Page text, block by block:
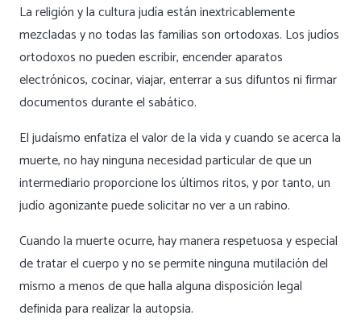
La religión y la cultura judía están inextricablemente
mezcladas y no todas las familias son ortodoxas. Los judíos
ortodoxos no pueden escribir, encender aparatos
electrónicos, cocinar, viajar, enterrar a sus difuntos ni firmar
documentos durante el sabático.
El judaísmo enfatiza el valor de la vida y cuando se acerca la
muerte, no hay ninguna necesidad particular de que un
intermediario proporcione los últimos ritos, y por tanto, un
judío agonizante puede solicitar no ver a un rabino.
Cuando la muerte ocurre, hay manera respetuosa y especial
de tratar el cuerpo y no se permite ninguna mutilación del
mismo a menos de que halla alguna disposición legal
definida para realizar la autopsia.